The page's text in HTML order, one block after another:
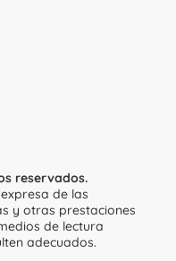
reservados.
de las
y otras prestaciones
de lectura
adecuados.